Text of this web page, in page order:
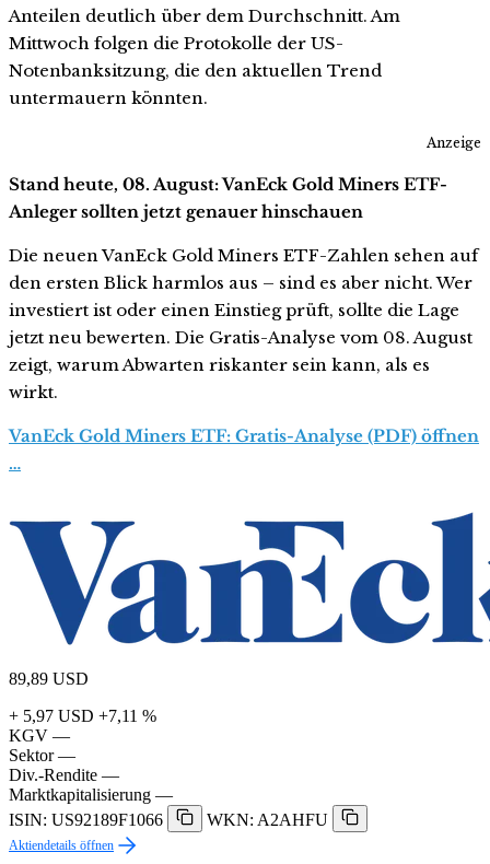
Anteilen deutlich über dem Durchschnitt. Am
Mittwoch folgen die Protokolle der US-
Notenbanksitzung, die den aktuellen Trend
untermauern könnten.
Anzeige
Stand heute, 08. August: VanEck Gold Miners ETF-
Anleger sollten jetzt genauer hinschauen
Die neuen VanEck Gold Miners ETF-Zahlen sehen auf
den ersten Blick harmlos aus – sind es aber nicht. Wer
investiert ist oder einen Einstieg prüft, sollte die Lage
jetzt neu bewerten. Die Gratis-Analyse vom 08. August
zeigt, warum Abwarten riskanter sein kann, als es
wirkt.
VanEck Gold Miners ETF: Gratis-Analyse (PDF) öffnen
…
89,89 USD
+ 5,97 USD +7,11 %
KGV —
Sektor —
Div.-Rendite —
Marktkapitalisierung —
ISIN: US92189F1066
WKN: A2AHFU
Aktiendetails öffnen